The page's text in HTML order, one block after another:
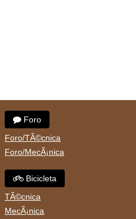
Foro
Foro/TÃ©cnica
Foro/MecÃ¡nica
Bicicleta
TÃ©cnica
MecÃ¡nica